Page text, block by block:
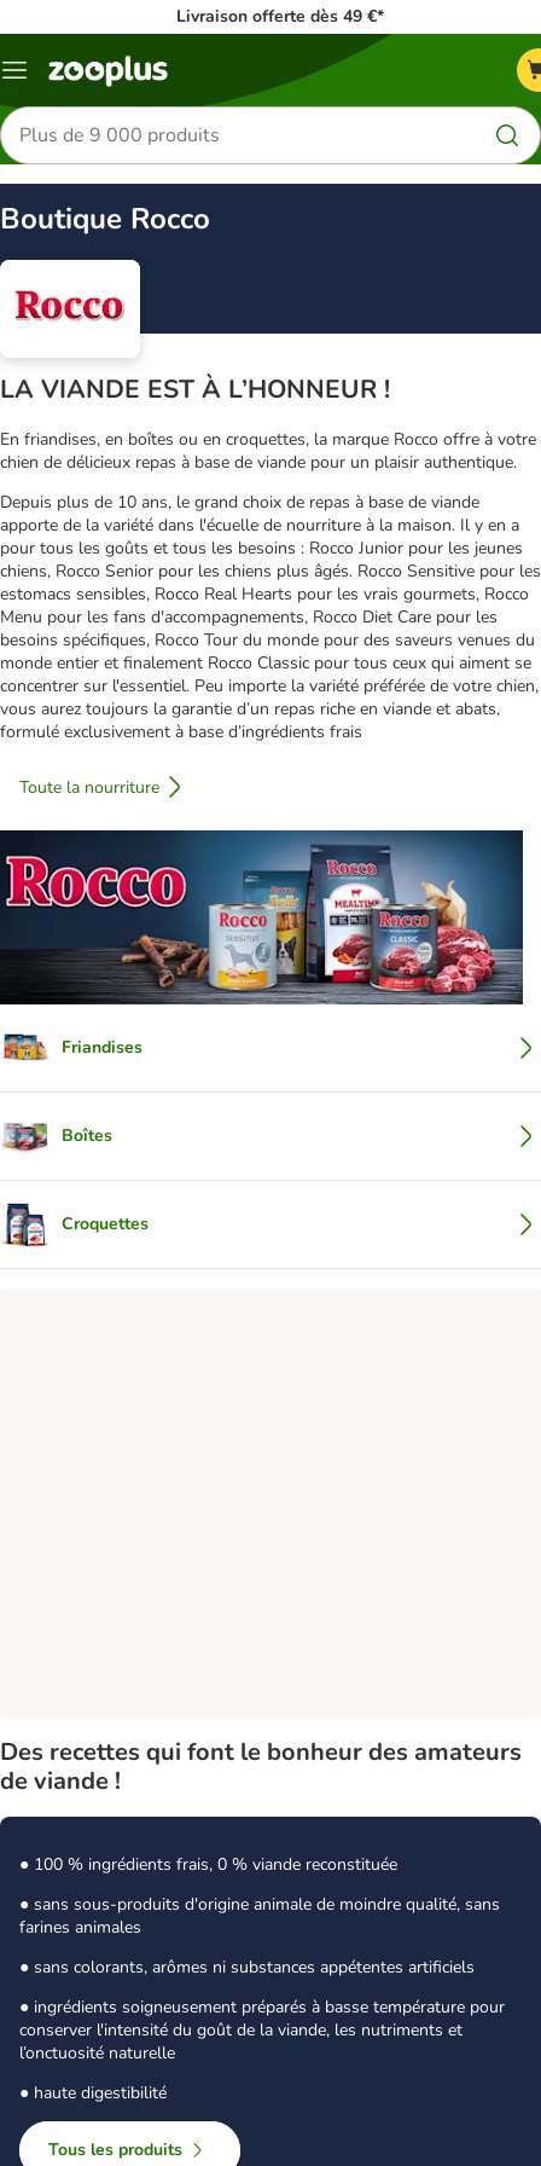
Livraison offerte dès 49 €*
Menu
Rechercher
des
produits
Boutique Rocco
LA VIANDE EST À L’HONNEUR !
En friandises, en boîtes ou en croquettes, la marque Rocco offre à votre
chien de délicieux repas à base de viande pour un plaisir authentique.
Depuis plus de 10 ans, le grand choix de repas à base de viande
apporte de la variété dans l'écuelle de nourriture à la maison. Il y en a
pour tous les goûts et tous les besoins : Rocco Junior pour les jeunes
chiens, Rocco Senior pour les chiens plus âgés. Rocco Sensitive pour les
estomacs sensibles, Rocco Real Hearts pour les vrais gourmets, Rocco
Menu pour les fans d'accompagnements, Rocco Diet Care pour les
besoins spécifiques, Rocco Tour du monde pour des saveurs venues du
monde entier et finalement Rocco Classic pour tous ceux qui aiment se
concentrer sur l'essentiel. Peu importe la variété préférée de votre chien,
vous aurez toujours la garantie d’un repas riche en viande et abats,
formulé exclusivement à base d’ingrédients frais
Toute la nourriture
Friandises
Boîtes
Croquettes
Des recettes qui font le bonheur des amateurs
de viande !
● 100 % ingrédients frais, 0 % viande reconstituée
● sans sous-produits d'origine animale de moindre qualité, sans
farines animales
● sans colorants, arômes ni substances appétentes artificiels
● ingrédients soigneusement préparés à basse température pour
conserver l'intensité du goût de la viande, les nutriments et
l’onctuosité naturelle
● haute digestibilité
Tous les produits